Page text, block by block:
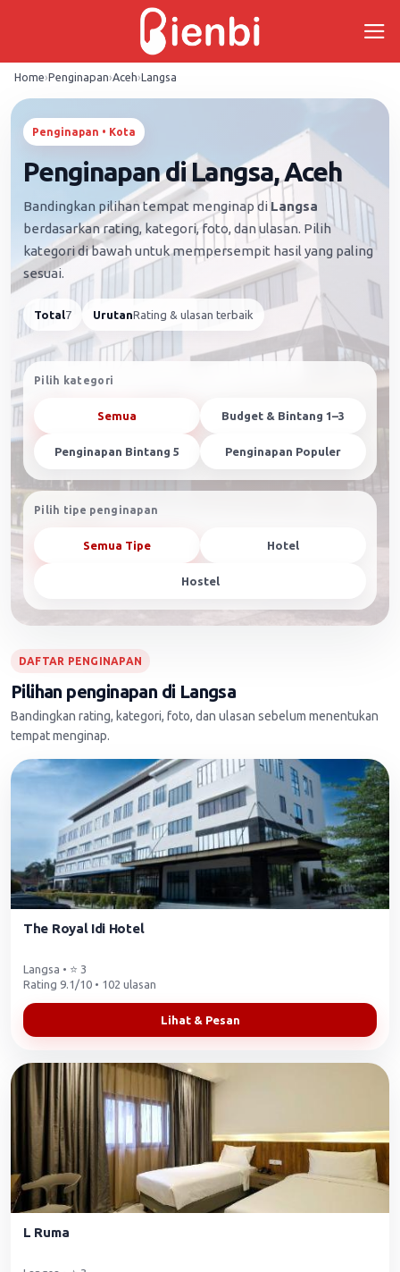
Home›Penginapan›Aceh›Langsa
Penginapan • Kota
Penginapan di Langsa, Aceh
Bandingkan pilihan tempat menginap di Langsa
berdasarkan rating, kategori, foto, dan ulasan. Pilih
kategori di bawah untuk mempersempit hasil yang paling
sesuai.
Total7 UrutanRating & ulasan terbaik
Pilih kategori
Semua Budget & Bintang 1–3
Penginapan Bintang 5 Penginapan Populer
Pilih tipe penginapan
Semua Tipe Hotel
Hostel
DAFTAR PENGINAPAN
Pilihan penginapan di Langsa
Bandingkan rating, kategori, foto, dan ulasan sebelum menentukan
tempat menginap.
The Royal Idi Hotel
Langsa • ⭐ 3
Rating 9.1/10 • 102 ulasan
Lihat & Pesan
L Ruma